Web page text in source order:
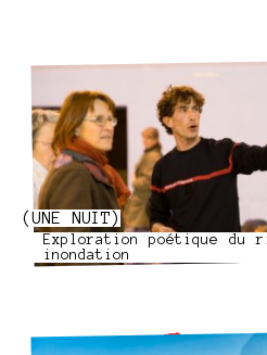
(UNE NUIT)
Exploration poétique du
inondation